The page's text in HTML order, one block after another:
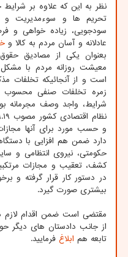
نظر به این که علاوه بر
تحریم ها و سوءمدیریت
سودجویی، زیاده خواهی و
عادلانه و آسان مردم به کالا و
بعنوان یکی از مصادیق
معیشت روزانه مردم با
است و از آنجائیکه تخلفات
زمره تخلفات صنفی محسوب
شرایط، واجد وصف مجرمانه
نظام اقتصادی کشور مصوب ۱۳۶۹.۹.۱۹ و اصلاحات بعدی
و حسب مورد برای آنها
دارد ضمن هم افزایی با
حکومتی، نیروی انتظامی و
کشف، تعقیب و مجازات
در دستور کار قرار گرفته و
بیشتری صورت گیرد.
مقتضی است ضمن اقدام لازم
از جانب دادستان های
تابعه هم ابلاغ فرمایید.